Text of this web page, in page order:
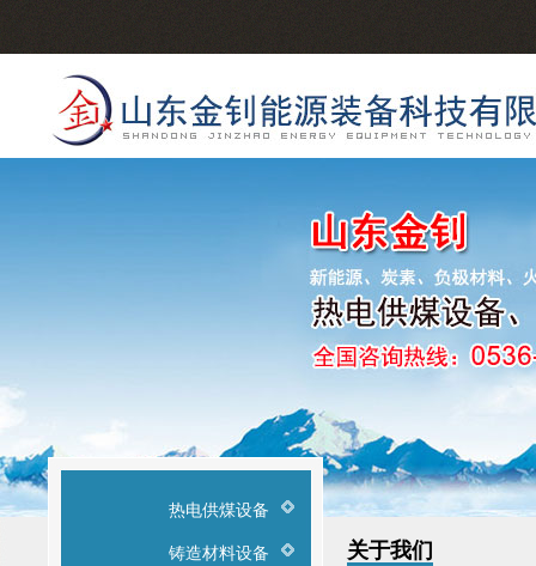
热电供煤设备
铸造材料设备 关于我们